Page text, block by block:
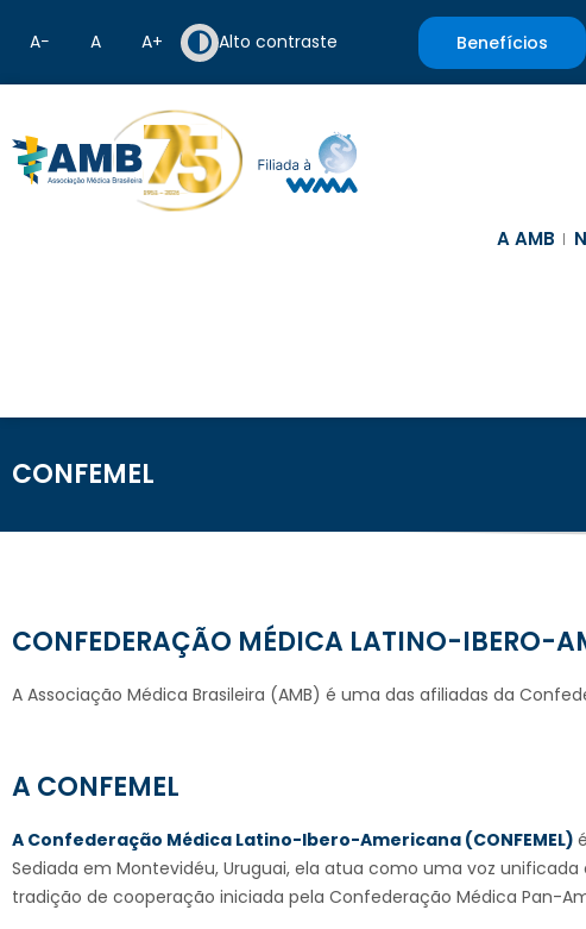
A− A A+ Alto contraste Benefícios
A AMB
CONFEMEL
CONFEDERAÇÃO MÉDICA LATINO-IBERO-
A Associação Médica Brasileira (AMB) é uma das afiliadas da
A CONFEMEL
A Confederação Médica Latino-Ibero-Americana (CONFEMEL)
Sediada em Montevidéu, Uruguai, ela atua como uma voz
tradição de cooperação iniciada pela Confederação Médica Pan-